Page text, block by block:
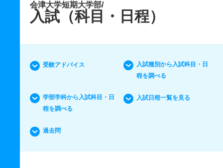
会津大学短期大学部/
入試（科目・日程）
受験アドバイス
入試種別から入試科目・日
程を調べる
学部学科から入試科目・日
程を調べる
入試日程一覧を見る
過去問